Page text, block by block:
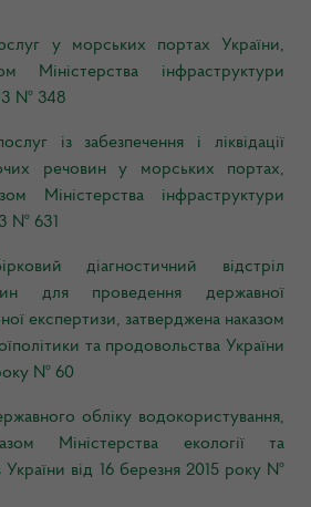
у морських портах України,
Міністерства інфраструктури
№ 348
із забезпечення і ліквідації
речовин у морських портах,
Міністерства інфраструктури
№ 631
діагностичний відстріл
для проведення державної
експертизи, затверджена наказом
та продовольства України
№ 60
обліку водокористування,
Міністерства екології та
від 16 березня 2015 року №